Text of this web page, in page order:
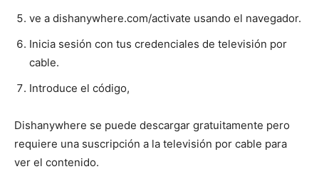
ve a dishanywhere.com/activate usando el navegador.
Inicia sesión con tus credenciales de televisión por
cable.
Introduce el código,
Dishanywhere se puede descargar gratuitamente pero
requiere una suscripción a la televisión por cable para
ver el contenido.